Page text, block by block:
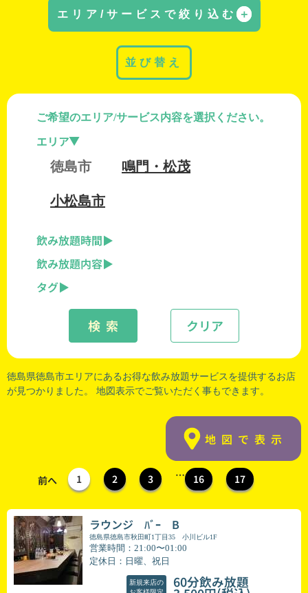
エリア/サービスで絞り込む ＋
ご希望のエリア/サービス内容を選択ください。
エリア
徳島市 鳴門・松茂
小松島市
飲み放題時間
飲み放題内容
タグ
クリア
検 索
並び替え
徳島県徳島市エリアにあるお得な飲み放題サービスを提供するお店
が見つかりました。 地図表示でご覧いただく事もできます。
地図で表示
前へ 1 2 3 … 16 17
ラウンジ ﾊﾞｰ B
徳島県徳島市秋田町1丁目35 小川ビル1F
営業時間：21:00〜01:00
定休日：日曜、祝日
新規来店の
60分飲み放題